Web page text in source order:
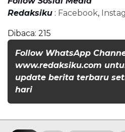
Redaksiku : Facebook,
Dibaca: 215
Follow WhatsApp
www.redaksiku.com
update berita terbaru
hari